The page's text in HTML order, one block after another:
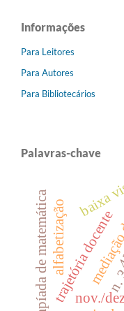
Informações
Para Leitores
Para Autores
Para Bibliotecários
Palavras-chave
n.
nov./
trajetória docente
olimpíada de matemática baixa
alfabetização